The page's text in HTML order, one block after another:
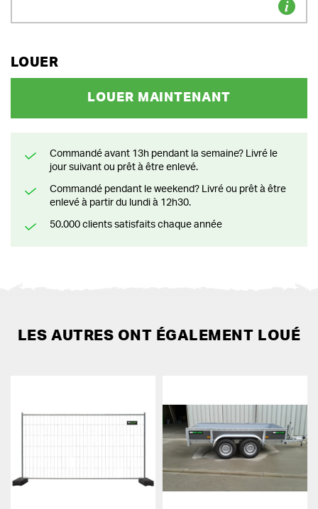
LOUER
LOUER MAINTENANT
Commandé avant 13h pendant la semaine? Livré le
jour suivant ou prêt à être enlevé.
Commandé pendant le weekend? Livré ou prêt à être
enlevé à partir du lundi à 12h30.
50.000 clients satisfaits chaque année
LES AUTRES ONT ÉGALEMENT LOUÉ